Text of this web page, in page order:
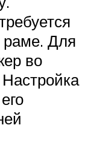
раме. Для
во